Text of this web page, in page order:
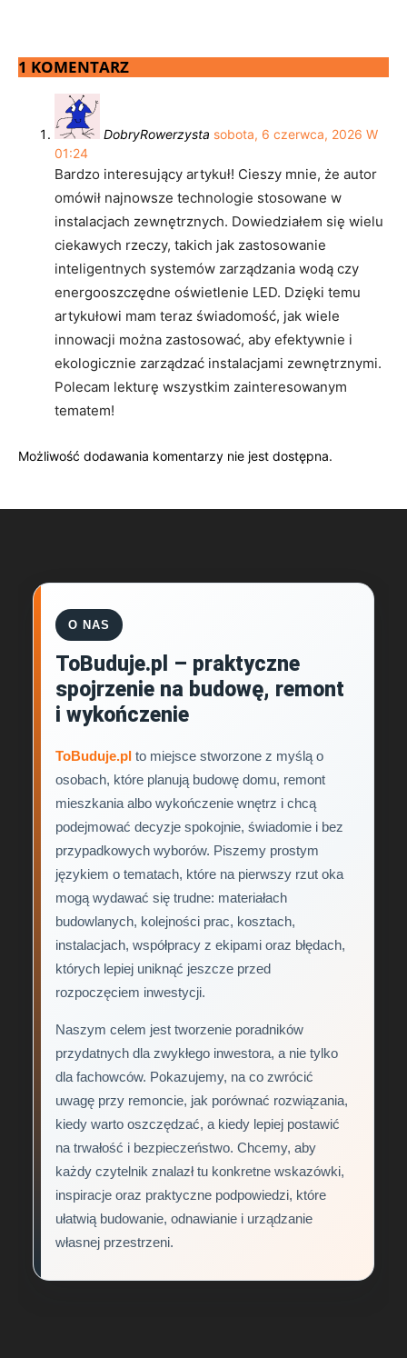
1 KOMENTARZ
DobryRowerzysta sobota, 6 czerwca, 2026 W
01:24
Bardzo interesujący artykuł! Cieszy mnie, że autor
omówił najnowsze technologie stosowane w
instalacjach zewnętrznych. Dowiedziałem się wielu
ciekawych rzeczy, takich jak zastosowanie
inteligentnych systemów zarządzania wodą czy
energooszczędne oświetlenie LED. Dzięki temu
artykułowi mam teraz świadomość, jak wiele
innowacji można zastosować, aby efektywnie i
ekologicznie zarządzać instalacjami zewnętrznymi.
Polecam lekturę wszystkim zainteresowanym
tematem!
Możliwość dodawania komentarzy nie jest dostępna.
O NAS
ToBuduje.pl – praktyczne
spojrzenie na budowę, remont
i wykończenie
ToBuduje.pl to miejsce stworzone z myślą o
osobach, które planują budowę domu, remont
mieszkania albo wykończenie wnętrz i chcą
podejmować decyzje spokojnie, świadomie i bez
przypadkowych wyborów. Piszemy prostym
językiem o tematach, które na pierwszy rzut oka
mogą wydawać się trudne: materiałach
budowlanych, kolejności prac, kosztach,
instalacjach, współpracy z ekipami oraz błędach,
których lepiej uniknąć jeszcze przed
rozpoczęciem inwestycji.
Naszym celem jest tworzenie poradników
przydatnych dla zwykłego inwestora, a nie tylko
dla fachowców. Pokazujemy, na co zwrócić
uwagę przy remoncie, jak porównać rozwiązania,
kiedy warto oszczędzać, a kiedy lepiej postawić
na trwałość i bezpieczeństwo. Chcemy, aby
każdy czytelnik znalazł tu konkretne wskazówki,
inspiracje oraz praktyczne podpowiedzi, które
ułatwią budowanie, odnawianie i urządzanie
własnej przestrzeni.